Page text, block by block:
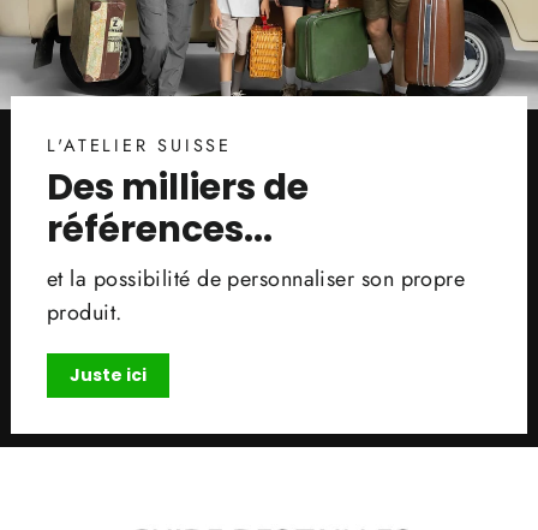
L'ATELIER SUISSE
Des milliers de
références...
et la possibilité de personnaliser son propre
produit.
Juste ici